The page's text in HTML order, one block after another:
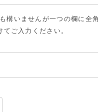
構いませんが一つの欄に全
ご入力ください。